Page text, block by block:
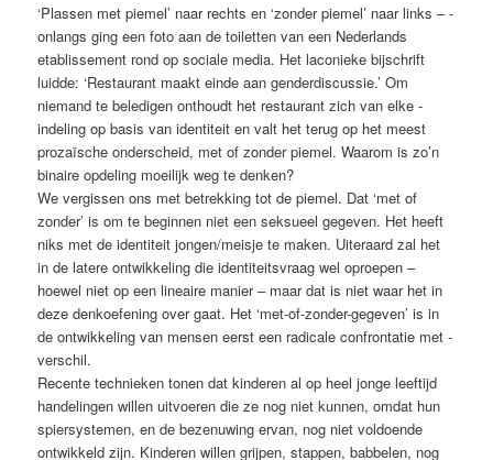
‘Plassen met piemel’ naar rechts en ‘zonder piemel’ naar links – ­
onlangs ging een foto aan de toiletten van een Nederlands
etablissement rond op sociale media. Het laconieke bijschrift
luidde: ‘Restaurant maakt einde aan genderdiscussie.’ Om
niemand te beledigen onthoudt het restaurant zich van elke ­
indeling op basis van identiteit en valt het terug op het meest
prozaïsche onderscheid, met of zonder piemel. Waarom is zo’n
binaire opdeling moeilijk weg te denken?
We vergissen ons met betrekking tot de piemel. Dat ‘met of
zonder’ is om te beginnen niet een seksueel gegeven. Het heeft
niks met de identiteit jongen/meisje te maken. Uiteraard zal het
in de latere ontwikkeling die identiteitsvraag wel oproepen –
hoewel niet op een lineaire manier – maar dat is niet waar het in
deze denkoefening over gaat. Het ‘met-of-zonder-gegeven’ is in
de ontwikkeling van mensen eerst een radicale confrontatie met ­
verschil.
Recente technieken tonen dat kinderen al op heel jonge leeftijd
handelingen willen uitvoeren die ze nog niet kunnen, omdat hun
spiersystemen, en de bezenuwing ­ervan, nog niet voldoende
ontwikkeld zijn. ­Kinderen willen grijpen, stappen, babbelen, nog